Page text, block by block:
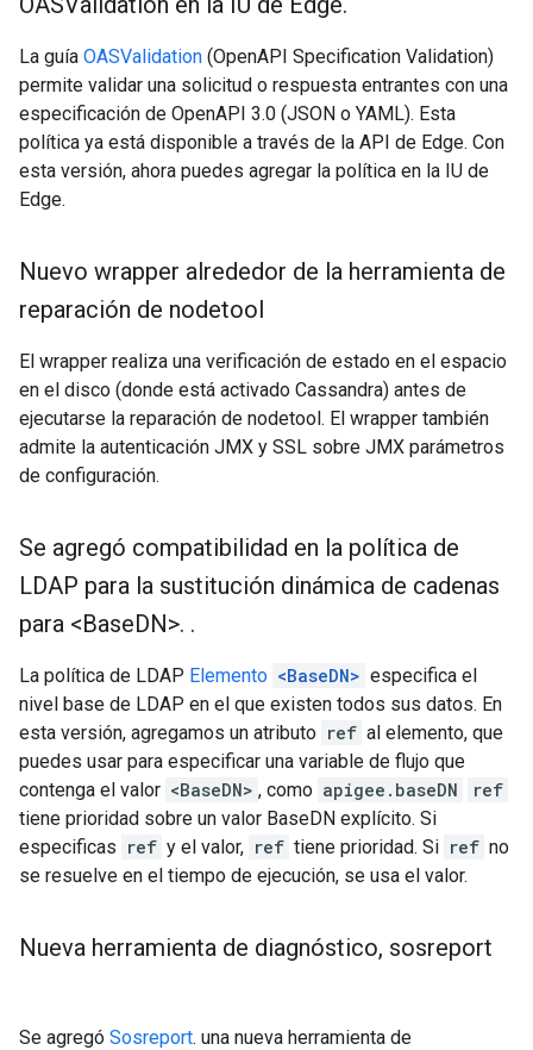
La guía OASValidation (OpenAPI Specification Validation)
permite validar una solicitud o respuesta entrantes con una
especificación de OpenAPI 3.0 (JSON o YAML). Esta
política ya está disponible a través de la API de Edge. Con
esta versión, ahora puedes agregar la política en la IU de
Edge.
Nuevo wrapper alrededor de la herramienta de
reparación de nodetool
El wrapper realiza una verificación de estado en el espacio
en el disco (donde está activado Cassandra) antes de
ejecutarse la reparación de nodetool. El wrapper también
admite la autenticación JMX y SSL sobre JMX parámetros
de configuración.
Se agregó compatibilidad en la política de
LDAP para la sustitución dinámica de cadenas
para <BaseDN>. .
La política de LDAP Elemento <BaseDN> especifica el
nivel base de LDAP en el que existen todos sus datos. En
esta versión, agregamos un atributo ref al elemento, que
puedes usar para especificar una variable de flujo que
contenga el valor <BaseDN> , como apigee.baseDN
ref
tiene prioridad sobre un valor BaseDN explícito. Si
especificas ref y el valor, ref tiene prioridad. Si ref no
se resuelve en el tiempo de ejecución, se usa el valor.
Nueva herramienta de diagnóstico, sosreport
Se agregó Sosreport. una nueva herramienta de